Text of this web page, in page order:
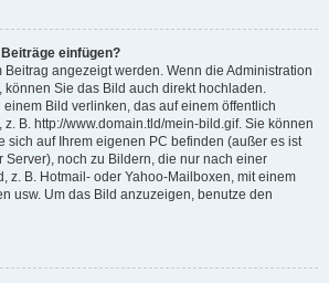
einfügen?
angezeigt werden. Wenn die Administration
können Sie das Bild auch direkt hochladen.
Bild verlinken, das auf einem öffentlich
B. http://www.domain.tld/mein-bild.gif. Sie können
sich auf Ihrem eigenen PC befinden (außer es ist
noch zu Bildern, die nur nach einer
z. B. Hotmail- oder Yahoo-Mailboxen, mit einem
usw. Um das Bild anzuzeigen, benutze den